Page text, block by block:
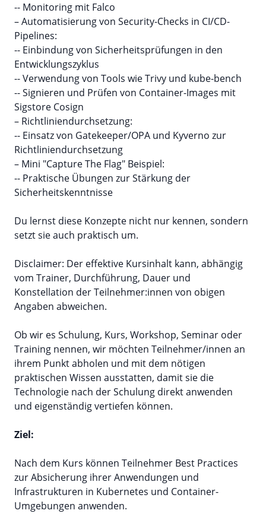
-- Monitoring mit Falco
– Automatisierung von Security-Checks in CI/CD-
Pipelines:
-- Einbindung von Sicherheitsprüfungen in den
Entwicklungszyklus
-- Verwendung von Tools wie Trivy und kube-bench
-- Signieren und Prüfen von Container-Images mit
Sigstore Cosign
– Richtliniendurchsetzung:
-- Einsatz von Gatekeeper/OPA und Kyverno zur
Richtliniendurchsetzung
– Mini "Capture The Flag" Beispiel:
-- Praktische Übungen zur Stärkung der
Sicherheitskenntnisse
Du lernst diese Konzepte nicht nur kennen, sondern
setzt sie auch praktisch um.
Disclaimer: Der effektive Kursinhalt kann, abhängig
vom Trainer, Durchführung, Dauer und
Konstellation der Teilnehmer:innen von obigen
Angaben abweichen.
Ob wir es Schulung, Kurs, Workshop, Seminar oder
Training nennen, wir möchten Teilnehmer/innen an
ihrem Punkt abholen und mit dem nötigen
praktischen Wissen ausstatten, damit sie die
Technologie nach der Schulung direkt anwenden
und eigenständig vertiefen können.
Ziel:
Nach dem Kurs können Teilnehmer Best Practices
zur Absicherung ihrer Anwendungen und
Infrastrukturen in Kubernetes und Container-
Umgebungen anwenden.